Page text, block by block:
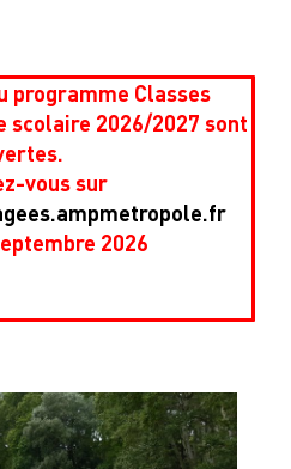
programme Classes
scolaire 2026/2027 sont
vous sur
2026